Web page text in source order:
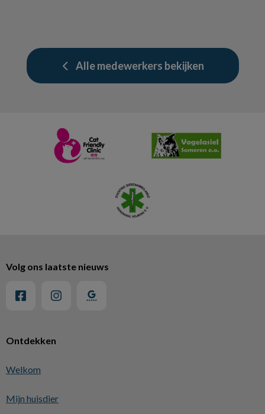
Alle medewerkers bekijken
Ontdekken
Welkom
Mijn huisdier
Volg ons laatste nieuws